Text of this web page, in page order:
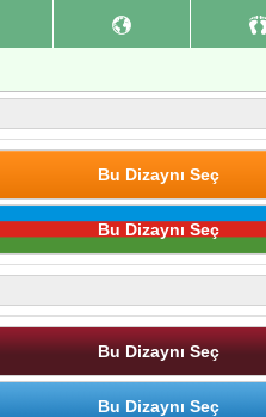
Bu Dizaynı Seç
Bu Dizaynı Seç
Bu Dizaynı Seç
Bu Dizaynı Seç